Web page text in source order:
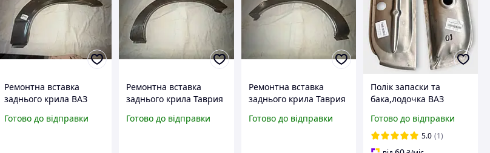
Ремонтна вставка
заднього крила ВАЗ
Готово до відправки
Ремонтна вставка
заднього крила Таврия
Готово до відправки
Ремонтна вставка
заднього крила Таврия
Готово до відправки
Полік запаски та
бака,лодочка ВАЗ
Готово до відправки
5.0 (1)